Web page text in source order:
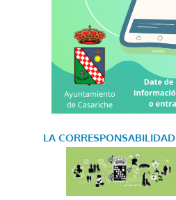
LA CORRESPONSABILIDAD